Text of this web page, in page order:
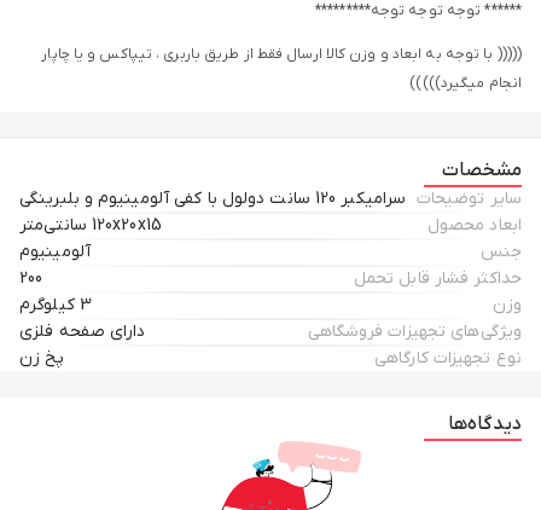
****** توجه توجه توجه*********
((((( با توجه به ابعاد و وزن کالا ارسال فقط از طریق باربری ، تیپاکس و یا چاپار
انجام میگیرد)))))
مشخصات
سایر توضیحات سرامیکبر 120 سانت دولول با کفی آلومینیوم و بلبرینگی
ابعاد محصول
120x20x15 سانتی‌متر
جنس
آلومینیوم
حداکثر فشار قابل تحمل
200
وزن
3 کیلوگرم
ویژگی‌های تجهیزات فروشگاهی
دارای صفحه فلزی
نوع تجهیزات کارگاهی
پخ زن
دیدگاه‌ها